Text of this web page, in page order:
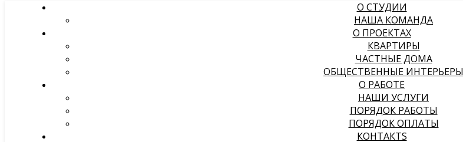
О СТУДИИ
НАША КОМАНДА
О ПРОЕКТАХ
КВАРТИРЫ
ЧАСТНЫЕ ДОМА
ОБЩЕСТВЕННЫЕ ИНТЕРЬЕРЫ
О РАБОТЕ
НАШИ УСЛУГИ
ПОРЯДОК РАБОТЫ
ПОРЯДОК ОПЛАТЫ
КОНТАКТS